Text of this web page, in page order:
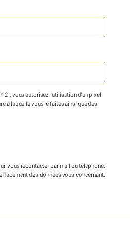
21, vous autorisez l'utilisation d'un pixel
à laquelle vous le faites ainsi que des
vous recontacter par mail ou téléphone
des données vous concernant.